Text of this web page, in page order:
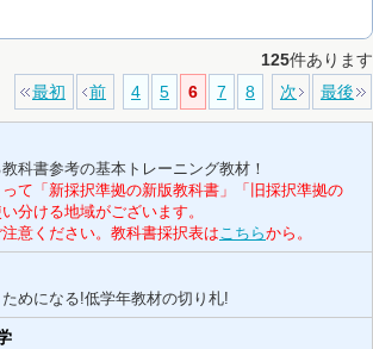
125件あります
最初
前 4 5 6 7 8 次 最後
科書参考の基本トレーニング教材！
て「新採択準拠の新版教科書」「旧採択準拠の
分ける地域がございます。
意ください。教科書採択表はこちらから。
めになる!低学年教材の切り札!